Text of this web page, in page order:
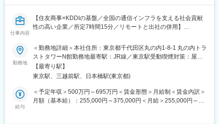
ーティングメンバーの募集です。
■魅力：
【会社拡大において肝となるポジション】
値を迅速に集計・報告することがミッションとなります。財務面
から企業の健全な持続的成長を支える、当社にとって重要な立ち
位置となります。上場企業の経理財務面における上流から下流工
程すべてに携わることができ、本格的なキャリアを構築すること
■当社の魅力：
仕事内容
【住友商事×KDDIの基盤／全国の通信インフラを支える社会貢献
性の高い企業／所定7時間15分／リモートと出社の併用】
■業務内容：
・経理業務受託しているグループ主力事業会社（CATV事業）いず
れかの経理を担当いただきます。チーム内で各部門で担当分かれ
ており、複数名で担当いただきます。
■業務詳細：
・決算業務（月次・四半期・年次決算）
勤務地
＜勤務地詳細＞本社住所：東京都千代田区丸の内1-8-1 丸の内トラ
ストタワーN館勤務地最寄駅：JR線／東京駅受動喫煙対策：屋内
全面禁煙変更の範囲：会社の定める事業所（リモートワーク含
む）
【最寄り駅】
東京駅、三越前駅、日本橋駅(東京都)
給与
＜予定年収＞500万円～695万円＜賃金形態＞月給制＜賃金内訳＞
月額（基本給）：255,000円～375,000円＜月給＞255,000円～